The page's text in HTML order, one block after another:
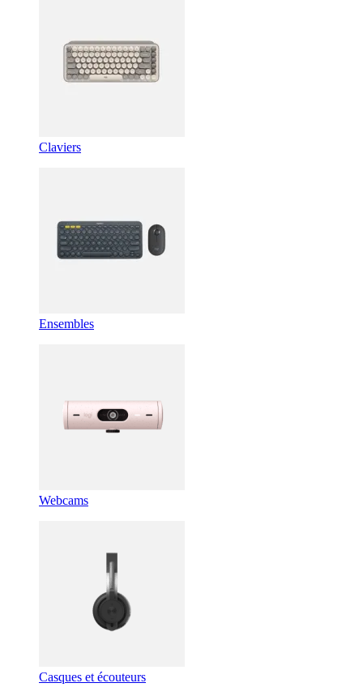
Claviers
Ensembles
Webcams
Casques et écouteurs